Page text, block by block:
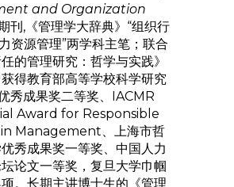
and Organization
刊,《管理学大辞典》“组织行
资源管理”两学科主笔；联合
的管理研究：哲学与实践》
得教育部高等学校科学研究
秀成果奖二等奖、IACMR
Award for Responsible
Management、上海市哲
秀成果奖一等奖、中国人力
论文一等奖，复旦大学巾帼
。长期主讲博士生的《管理